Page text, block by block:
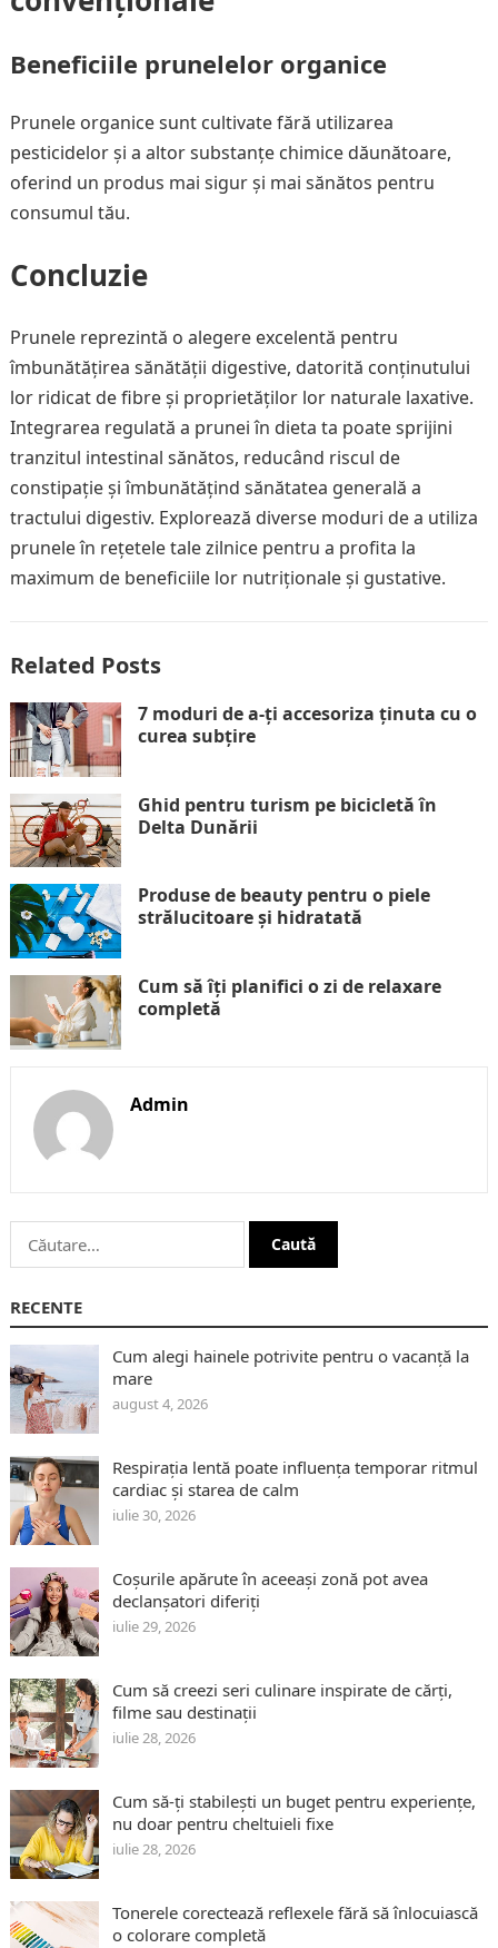
Beneficiile prunelelor organice
Prunele organice sunt cultivate fără utilizarea
pesticidelor și a altor substanțe chimice dăunătoare,
oferind un produs mai sigur și mai sănătos pentru
consumul tău.
Concluzie
Prunele reprezintă o alegere excelentă pentru
îmbunătățirea sănătății digestive, datorită conținutului
lor ridicat de fibre și proprietăților lor naturale laxative.
Integrarea regulată a prunei în dieta ta poate sprijini
tranzitul intestinal sănătos, reducând riscul de
constipație și îmbunătățind sănătatea generală a
tractului digestiv. Explorează diverse moduri de a utiliza
prunele în rețetele tale zilnice pentru a profita la
maximum de beneficiile lor nutriționale și gustative.
Related Posts
7 moduri de a-ți accesoriza ținuta cu o
curea subțire
Ghid pentru turism pe bicicletă în
Delta Dunării
Produse de beauty pentru o piele
strălucitoare și hidratată
Cum să îți planifici o zi de relaxare
completă
Admin
Caută
după:
RECENTE
Cum alegi hainele potrivite pentru o vacanță la
mare
august 4, 2026
Respirația lentă poate influența temporar ritmul
cardiac și starea de calm
iulie 30, 2026
Coșurile apărute în aceeași zonă pot avea
declanșatori diferiți
iulie 29, 2026
Cum să creezi seri culinare inspirate de cărți,
filme sau destinații
iulie 28, 2026
Cum să-ți stabilești un buget pentru experiențe,
nu doar pentru cheltuieli fixe
iulie 28, 2026
Tonerele corectează reflexele fără să înlocuiască
o colorare completă